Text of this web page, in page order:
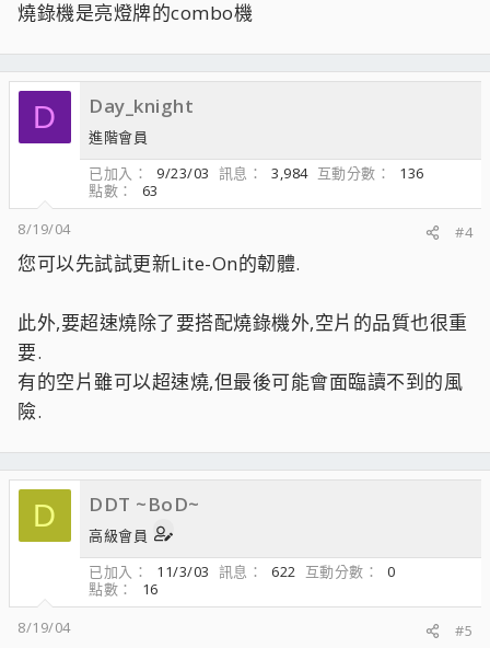
燒錄機是亮燈牌的combo機
D Day_knight
進階會員
已加入
9/23/03 訊息 3,984 互動分數
136
點數
63
8/19/04
#4
您可以先試試更新Lite-On的韌體.
此外,要超速燒除了要搭配燒錄機外,空片的品質也很重
要.
有的空片雖可以超速燒,但最後可能會面臨讀不到的風
險.
D DDT ~BoD~
高級會員
已加入
11/3/03 訊息 622 互動分數
0
點數
16
8/19/04
#5